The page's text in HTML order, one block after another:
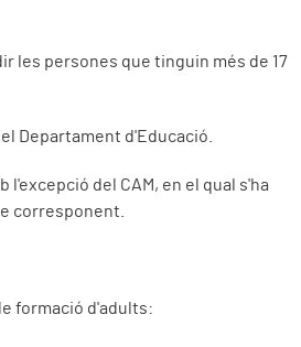
les persones que tinguin més de 17
Departament d'Educació.
del CAM, en el qual s'ha
corresponent.
formació d'adults: